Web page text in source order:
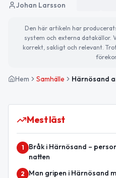
Johan Larsson
Den här artikeln har
system och externa datakällor.
korrekt, sakligt och relevant.
Hem Samhälle
Mest läst
1
Bråk i Härnösand –
natten
2
Man gripen i Härnösand